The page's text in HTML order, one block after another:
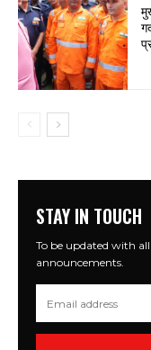
STAY IN TOUCH
To be updated with
announcements.